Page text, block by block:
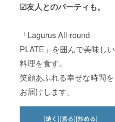
☑友人とのパーティも。
「Lagurus All‐round
PLATE」を囲んで美味しい
料理を食す。
笑顔あふれる幸せな時間を
お届けします。